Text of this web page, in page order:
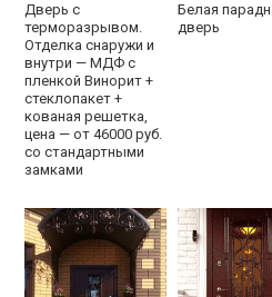
Дверь с
терморазрывом.
Отделка снаружи и
внутри — МДФ с
пленкой Винорит +
стеклопакет +
кованая решетка,
цена — от 46000 руб.
со стандартными
замками
Белая
дверь